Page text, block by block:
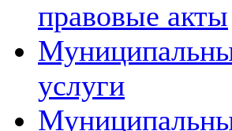
правовые акты
услуги